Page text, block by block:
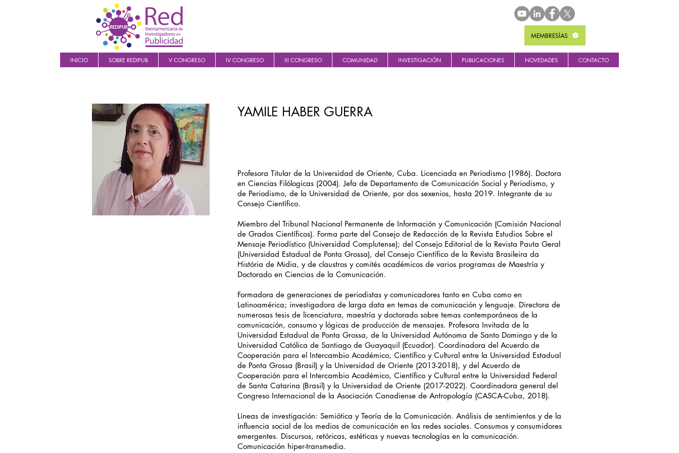
MEMBRESÍAS
INICIO SOBRE REDIPUB V CONGRESO IV CONGRESO III CONGRESO COMUNIDAD INVESTIGACIÓN PUBLICACIONES NOVEDADES CONTACTO
YAMILE HABER GUERRA
Profesora Titular de la Universidad de Oriente, Cuba. Licenciada en Periodismo (1986). Doctora
en Ciencias Filólogicas (2004). Jefa de Departamento de Comunicación Social y Periodismo, y
de Periodismo, de la Universidad de Oriente, por dos sexenios, hasta 2019. Integrante de su
Consejo Científico.
Miembro del Tribunal Nacional Permanente de Información y Comunicación (Comisión Nacional
de Grados Científicos). Forma parte del Consejo de Redacción de la Revista Estudios Sobre el
Mensaje Periodístico (Universidad Complutense); del Consejo Editorial de la Revista Pauta Geral
(Universidad Estadual de Ponta Grossa), del Consejo Científico de la Revista Brasileira da
História de Midia, y de claustros y comités académicos de varios programas de Maestría y
Doctorado en Ciencias de la Comunicación.
Formadora de generaciones de periodistas y comunicadores tanto en Cuba como en
Latinoamérica; investigadora de larga data en temas de comunicación y lenguaje. Directora de
numerosas tesis de licenciatura, maestría y doctorado sobre temas contemporáneos de la
comunicación, consumo y lógicas de producción de mensajes. Profesora Invitada de la
Universidad Estadual de Ponta Grossa, de la Universidad Autónoma de Santo Domingo y de la
Universidad Católica de Santiago de Guayaquil (Ecuador). Coordinadora del Acuerdo de
Cooperación para el Intercambio Académico, Científico y Cultural entre la Universidad Estadual
de Ponta Grossa (Brasil) y la Universidad de Oriente (2013-2018), y del Acuerdo de
Cooperación para el Intercambio Académico, Científico y Cultural entre la Universidad Federal
de Santa Catarina (Brasil) y la Universidad de Oriente (2017-2022). Coordinadora general del
Congreso Internacional de la Asociación Canadiense de Antropología (CASCA-Cuba, 2018).
Líneas de investigación: Semiótica y Teoría de la Comunicación. Análisis de sentimientos y de la
influencia social de los medios de comunicación en las redes sociales. Consumos y consumidores
emergentes. Discursos, retóricas, estéticas y nuevas tecnologías en la comunicación.
Comunicación hiper-transmedia.